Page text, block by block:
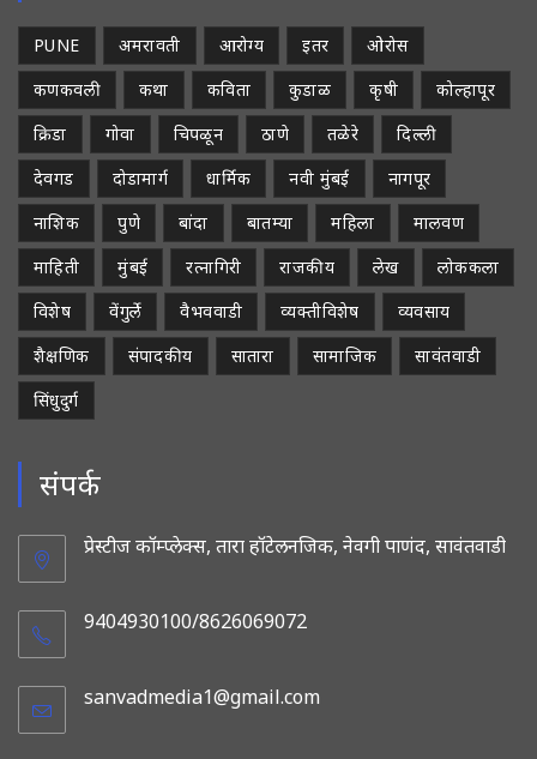
PUNE अमरावती आरोग्य इतर
ओरोस
कणकवली
कथा कविता कुडाळ कृषी
कोल्हापूर
क्रिडा
गोवा चिपळून ठाणे तळेरे
दिल्ली
देवगड
दोडामार्ग धार्मिक नवी मुंबई
नागपूर
नाशिक
पुणे बांदा बातम्या महिला
मालवण
माहिती
मुंबई रत्नागिरी राजकीय लेख
लोककला
विशेष
वेंगुर्ले वैभववाडी व्यक्तीविशेष
व्यवसाय
शैक्षणिक
संपादकीय सातारा सामाजिक
सावंतवाडी
सिंधुदुर्ग
संपर्क
प्रेस्टीज कॉम्प्लेक्स, तारा हॉटेलनजिक, नेवगी पाणंद, सावंतवाडी
9404930100/8626069072
sanvadmedia1@gmail.com